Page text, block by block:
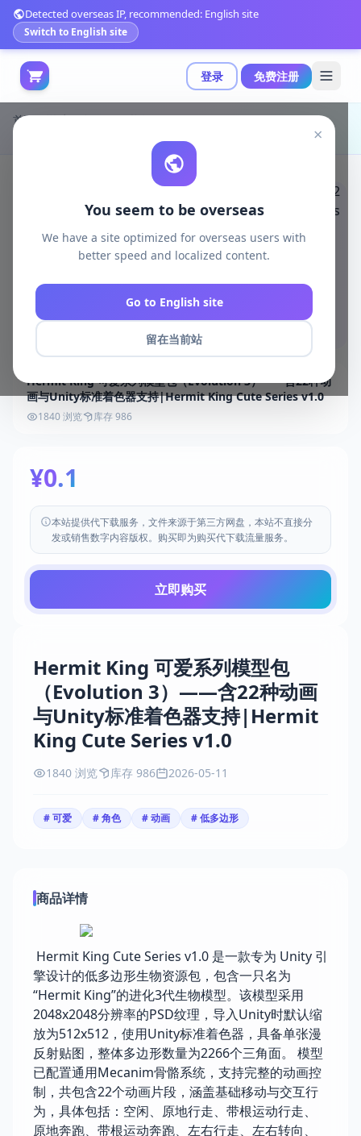
登录 免费注册
Detected overseas IP, recommended: English site
Switch to English site
×
You seem to be overseas
We have a site optimized for overseas users with
better speed and localized content.
Go to English site
留在当前站
首页 游戏开发 unity资源
Unity 3D-Models
Hermit King 可爱系列模型包
（Evolution 3）——含22种动画
与Unity标准着色器支持|Hermit
King Cute Series v1.0
1840 浏览 库存 986 2026-05-11
# 可爱 # 角色 # 动画 # 低多边形
商品详情
Hermit King Cute Series v1.0 是一款专为 Unity 引
擎设计的低多边形生物资源包，包含一只名为
“Hermit King”的进化3代生物模型。该模型采用
2048x2048分辨率的PSD纹理，导入Unity时默认缩
放为512x512，使用Unity标准着色器，具备单张漫
反射贴图，整体多边形数量为2266个三角面。 模型
已配置通用Mecanim骨骼系统，支持完整的动画控
制，共包含22个动画片段，涵盖基础移动与交互行
为，具体包括：空闲、原地行走、带根运动行走、
原地奔跑、带根运动奔跑、左右行走、左右转向、
Hermit King 可爱系列模型包（Evolution 3）——含22种动
画与Unity标准着色器支持|Hermit King Cute Series v1.0
1840 浏览 库存 986
¥0.1
本站提供代下载服务，文件来源于第三方网盘，本站不直接分
发或销售数字内容版权。购买即为购买代下载流量服务。
立即购买